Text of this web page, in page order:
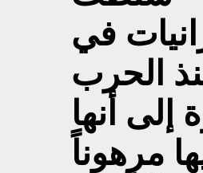
في
الحرب
إلى أنها
مرهوناً